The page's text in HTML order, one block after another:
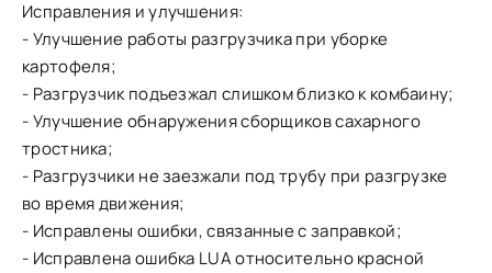
Исправления и улучшения:
- Улучшение работы разгрузчика при уборке
картофеля;
- Разгрузчик подъезжал слишком близко к комбаину;
- Улучшение обнаружения сборщиков сахарного
тростника;
- Разгрузчики не заезжали под трубу при разгрузке
во время движения;
- Исправлены ошибки, связанные с заправкой;
- Исправлена ошибка LUA относительно красной